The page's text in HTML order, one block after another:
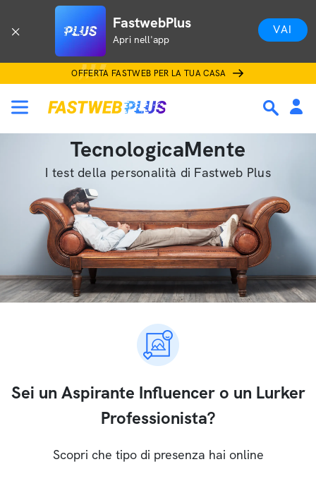
FastwebPlus
Apri nell'app
VAI
OFFERTA FASTWEB PER LA TUA CASA
TecnologicaMente
I test della personalità di Fastweb Plus
Sei un Aspirante Influencer o un Lurker
Professionista?
Scopri che tipo di presenza hai online